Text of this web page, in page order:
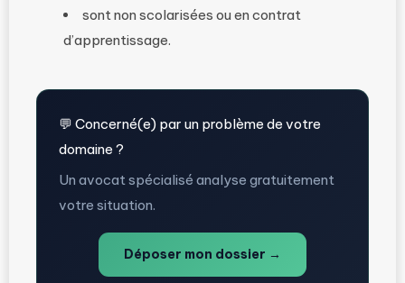
sont non scolarisées ou en contrat
d’apprentissage.
💬 Concerné(e) par un problème de votre
domaine ?
Un avocat spécialisé analyse gratuitement
votre situation.
Déposer mon dossier →